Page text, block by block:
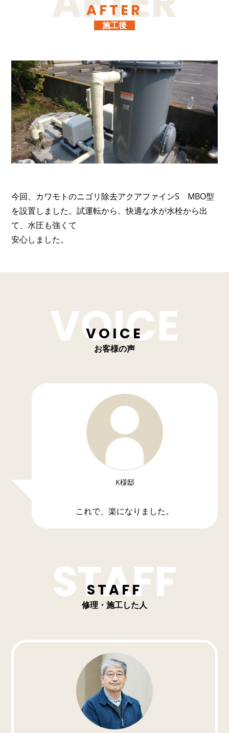
AFTER
施工後
今回、カワモトのニゴリ除去アクアファインS MBO型
を設置しました。試運転から、快適な水が水栓から出
て、水圧も強くて
安心しました。
VOICE
お客様の声
これで、楽になりました。
K様邸
STAFF
修理・施工した人